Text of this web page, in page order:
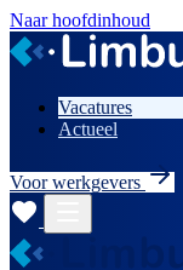
Naar hoofdinhoud
Vacatures
Actueel
Voor werkgevers